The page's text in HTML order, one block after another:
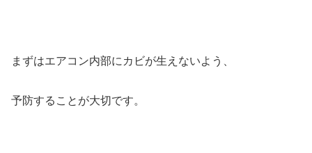
まずはエアコン内部にカビが生えないよう、
予防することが大切です。